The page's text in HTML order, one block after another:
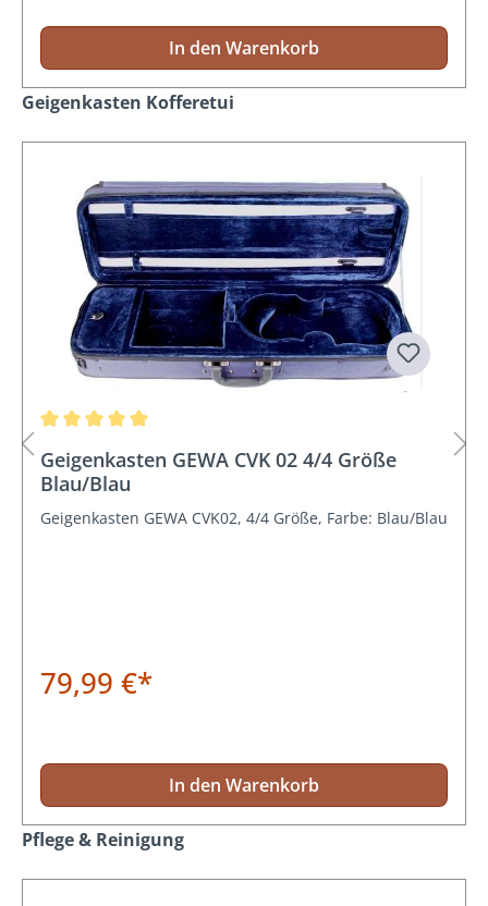
In den Warenkorb
Produktgalerie überspringen
Geigenkasten Kofferetui
Geigenkasten GEWA CVK 02 4/4 Größe
Blau/Blau
Geigenkasten GEWA CVK02, 4/4 Größe, Farbe: Blau/Blau
79,99 €*
In den Warenkorb
Produktgalerie überspringen
Pflege & Reinigung